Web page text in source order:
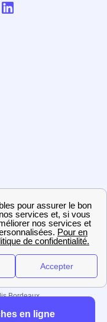
Bordeaux
Toulouseen ligne